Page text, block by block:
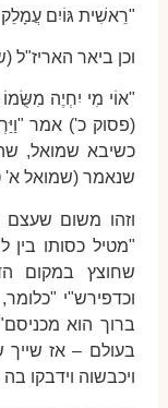
"רֵאשִׁית גּוֹיִם
וכן ביאר האריז"ל
"אוֹי מִי יִחְיֶה
(פסוק כ') אמר
כשיבא שמואל,
שנאמר (שמואל א'
וזהו משום
"מטיל כסותו בין
שחוצץ במקום
וכדפירש"י
ברוך הוא
בעולם – אז
ויכבשוה וידבקו